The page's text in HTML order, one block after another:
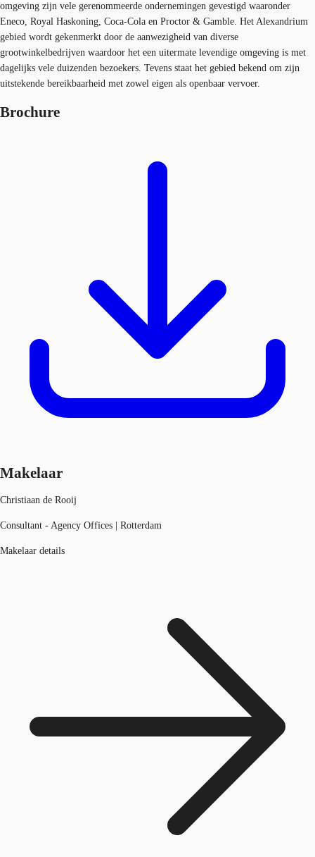
omgeving zijn vele gerenommeerde ondernemingen gevestigd waaronder
Eneco, Royal Haskoning, Coca-Cola en Proctor & Gamble. Het Alexandrium
gebied wordt gekenmerkt door de aanwezigheid van diverse
grootwinkelbedrijven waardoor het een uitermate levendige omgeving is met
dagelijks vele duizenden bezoekers. Tevens staat het gebied bekend om zijn
uitstekende bereikbaarheid met zowel eigen als openbaar vervoer.
Brochure
Makelaar
Christiaan de Rooij
Consultant - Agency Offices | Rotterdam
Makelaar details